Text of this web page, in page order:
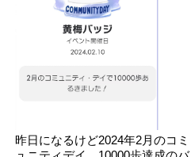
昨日になるけど2024年2月のコミ